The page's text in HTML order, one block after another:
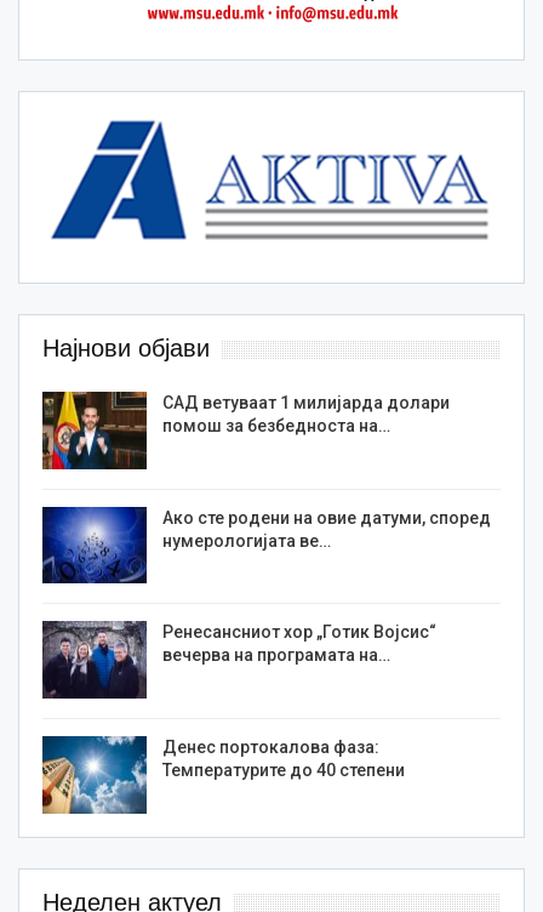
Најнови објави
САД ветуваат 1 милијарда долари
помош за безбедноста на…
Ако сте родени на овие датуми, според
нумерологијата ве…
Ренесансниот хор „Готик Војсис“
вечерва на програмата на…
Денес портокалова фаза:
Температурите до 40 степени
Неделен актуел